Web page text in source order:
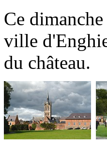
Ce
ville
du château.